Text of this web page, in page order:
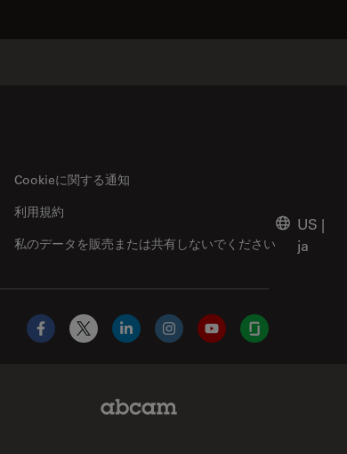
Cookieに関する通知
私のデータを販売または共有しないでください
利用規約
US |
ja
Facebook
X LinkedInInstagramYouTubeGlassdoor